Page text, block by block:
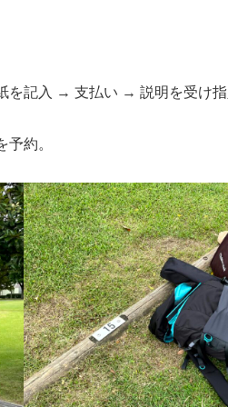
を記入 → 支払い → 説明を受け指
約。